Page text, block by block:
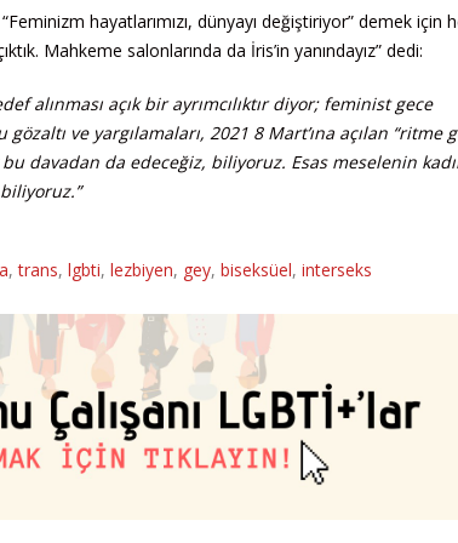
hayatlarımızı, dünyayı değiştiriyor” demek için
Mahkeme salonlarında da İris’in yanındayız” dedi:
alınması açık bir ayrımcılıktır diyor; feminist gece
ve yargılamaları, 2021 8 Mart’ına açılan “ritme
davadan da edeceğiz, biliyoruz. Esas meselenin
,trans, lgbti, lezbiyen, gey, biseksüel, interseks